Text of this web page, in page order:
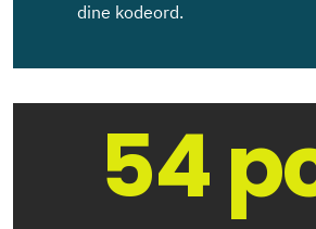
dine kodeord.
54